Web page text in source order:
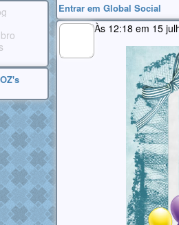
Entrar em Global Social
Às 12:18 em 15